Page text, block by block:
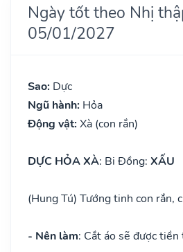
Ngày tốt theo Nhị
05/01/2027
Sao: Dực
Ngũ hành: Hỏa
Động vật: Xà (con rắn)
DỰC HỎA XÀ: Bi Đồng: XẤU
(Hung Tú) Tướng tinh con rắn,
- Nên làm: Cắt áo sẽ được tiền